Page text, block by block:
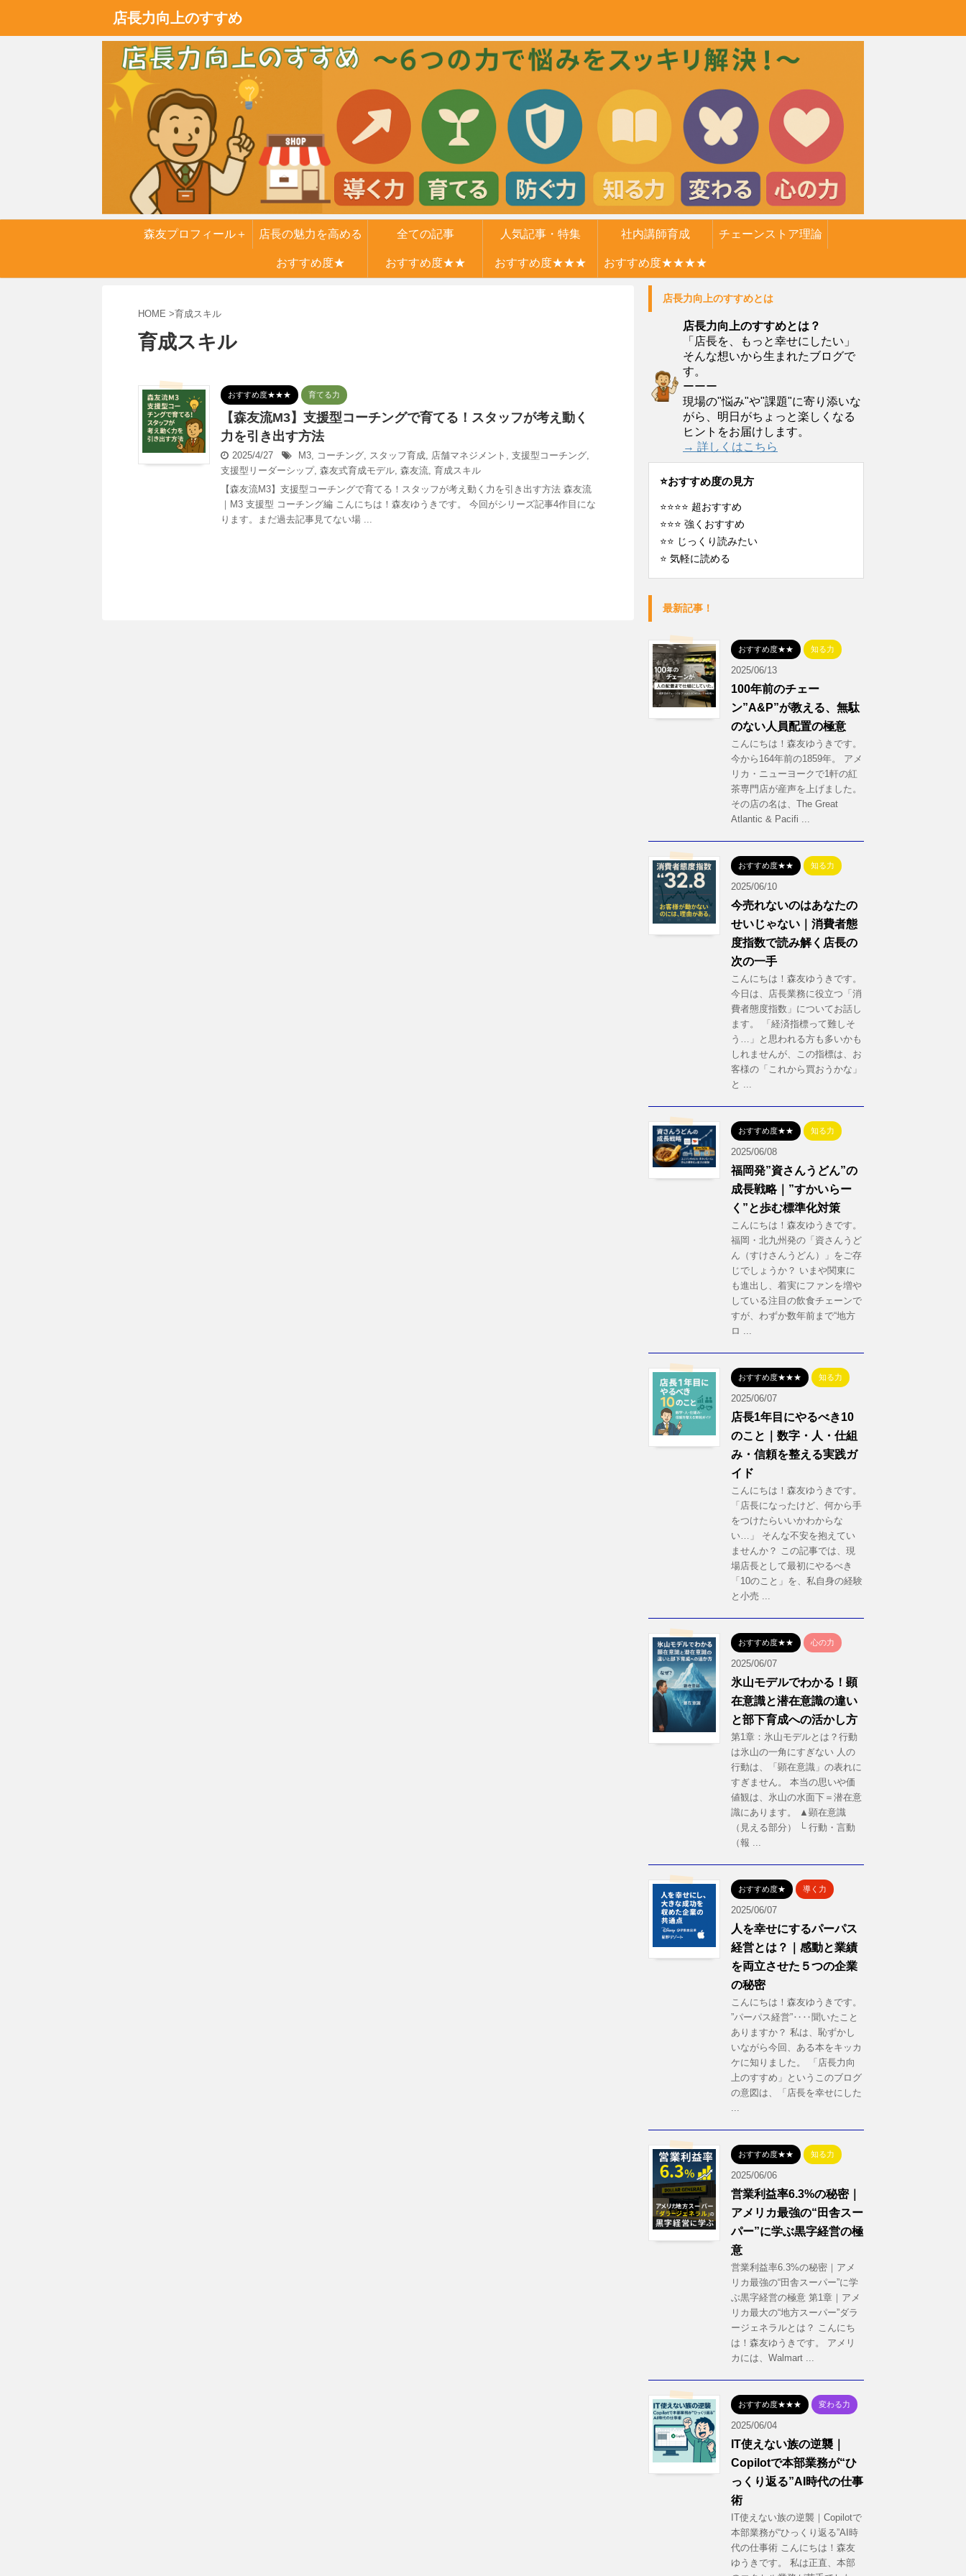
店長力向上のすすめ
森友プロフィール＋ 店長の魅力を高める
６つの力
全ての記事 人気記事・特集 社内講師育成 チェーンストア理論
おすすめ度★ おすすめ度★★ おすすめ度★★★ おすすめ度★★★★
HOME >育成スキル
育成スキル
おすすめ度★★★ 育てる力
【森友流M3】支援型コーチングで育てる！スタッフが考え動く
力を引き出す方法
2025/4/27 M3 コーチング スタッフ育成 店舗マネジメント 支援型コーチング
支援型リーダーシップ, 森友式育成モデル 森友流 育成スキル
【森友流M3】支援型コーチングで育てる！スタッフが考え動く力を引き出す方法 森友流
｜M3 支援型 コーチング編 こんにちは！森友ゆうきです。 今回がシリーズ記事4作目にな
ります。まだ過去記事見てない場 ...
店長力向上のすすめとは
店長力向上のすすめとは？
「店長を、もっと幸せにしたい」
そんな想いから生まれたブログで
す。
ーーー
現場の"悩み"や"課題"に寄り添いな
がら、明日がちょっと楽しくなる
ヒントをお届けします。
→ 詳しくはこちら
⭐️おすすめ度の見方
⭐️⭐️⭐️⭐️ 超おすすめ
⭐️⭐️⭐️ 強くおすすめ
⭐️⭐️ じっくり読みたい
⭐️ 気軽に読める
最新記事！
おすすめ度★★ 知る力
2025/06/13
100年前のチェー
ン”A&P”が教える、無駄
のない人員配置の極意
こんにちは！森友ゆうきです。
今から164年前の1859年。 アメ
リカ・ニューヨークで1軒の紅
茶専門店が産声を上げました。
その店の名は、The Great
Atlantic & Pacifi ...
おすすめ度★★ 知る力
2025/06/10
今売れないのはあなたの
せいじゃない｜消費者態
度指数で読み解く店長の
次の一手
こんにちは！森友ゆうきです。
今日は、店長業務に役立つ「消
費者態度指数」についてお話し
ます。 「経済指標って難しそ
う…」と思われる方も多いかも
しれませんが、この指標は、お
客様の「これから買おうかな」
と ...
おすすめ度★★ 知る力
2025/06/08
福岡発”資さんうどん”の
成長戦略｜”すかいらー
く”と歩む標準化対策
こんにちは！森友ゆうきです。
福岡・北九州発の「資さんうど
ん（すけさんうどん）」をご存
じでしょうか？ いまや関東に
も進出し、着実にファンを増や
している注目の飲食チェーンで
すが、わずか数年前まで“地方
ロ ...
おすすめ度★★★ 知る力
2025/06/07
店長1年目にやるべき10
のこと｜数字・人・仕組
み・信頼を整える実践ガ
イド
こんにちは！森友ゆうきです。
「店長になったけど、何から手
をつけたらいいかわからな
い…」 そんな不安を抱えてい
ませんか？ この記事では、現
場店長として最初にやるべき
「10のこと」を、私自身の経験
と小売 ...
おすすめ度★★ 心の力
2025/06/07
氷山モデルでわかる！顕
在意識と潜在意識の違い
と部下育成への活かし方
第1章：氷山モデルとは？行動
は氷山の一角にすぎない 人の
行動は、「顕在意識」の表れに
すぎません。 本当の思いや価
値観は、氷山の水面下＝潜在意
識にあります。 ▲顕在意識
（見える部分） └ 行動・言動
（報 ...
おすすめ度★ 導く力
2025/06/07
人を幸せにするパーパス
経営とは？｜感動と業績
を両立させた５つの企業
の秘密
こんにちは！森友ゆうきです。
”パーパス経営”‥‥聞いたこと
ありますか？ 私は、恥ずかし
いながら今回、ある本をキッカ
ケに知りました。 「店長力向
上のすすめ」というこのブログ
の意図は、「店長を幸せにした
おすすめ度★★ 知る力
2025/06/06
営業利益率6.3%の秘密｜
アメリカ最強の“田舎スー
パー”に学ぶ黒字経営の極
意
営業利益率6.3%の秘密｜アメ
リカ最強の“田舎スーパー”に学
ぶ黒字経営の極意 第1章｜アメ
リカ最大の“地方スーパー”ダラ
ージェネラルとは？ こんにち
は！森友ゆうきです。 アメリ
カには、Walmart ...
おすすめ度★★★ 変わる力
2025/06/04
IT使えない族の逆襲｜
Copilotで本部業務が“ひ
っくり返る”AI時代の仕事
術
IT使えない族の逆襲｜Copilotで
本部業務が“ひっくり返る”AI時
代の仕事術 こんにちは！森友
ゆうきです。 私は正直、本部